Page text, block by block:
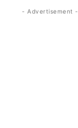
- Advertisement -